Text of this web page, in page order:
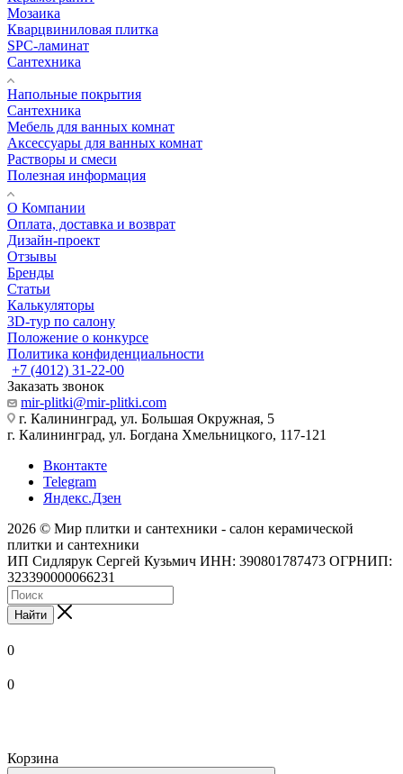
Мозаика
Кварцвиниловая плитка
SPC-ламинат
Сантехника
Напольные покрытия
Сантехника
Мебель для ванных комнат
Аксессуары для ванных комнат
Растворы и смеси
Полезная информация
О Компании
Оплата, доставка и возврат
Дизайн-проект
Отзывы
Бренды
Статьи
Калькуляторы
3D-тур по салону
Положение о конкурсе
Политика конфиденциальности
+7 (4012) 31-22-00
Заказать звонок
mir-plitki@mir-plitki.com
г. Калининград, ул. Большая Окружная, 5
г. Калининград, ул. Богдана Хмельницкого, 117-121
Вконтакте
Telegram
Яндекс.Дзен
2026 © Мир плитки и сантехники - салон керамической
плитки и сантехники
ИП Сидлярук Сергей Кузьмич ИНН: 390801787473 ОГРНИП:
323390000066231
Найти
0
0
Корзина